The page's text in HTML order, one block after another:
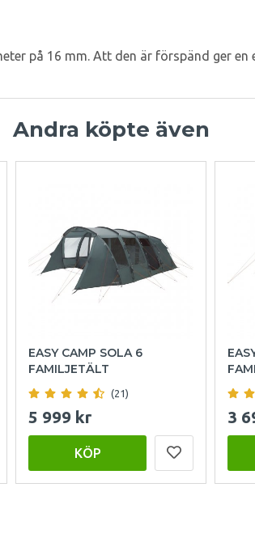
på 16 mm. Att den är förspänd ger en
Andra köpte även
EASY CAMP SOLA 6
FAMILJETÄLT
(21)
5 999 kr
KÖP
3